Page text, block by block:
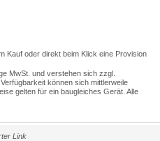
Kauf oder direkt beim Klick eine Provision
MwSt. und verstehen sich zzgl.
können sich mittlerweile
gelten für ein baugleiches Gerät. Alle
Link